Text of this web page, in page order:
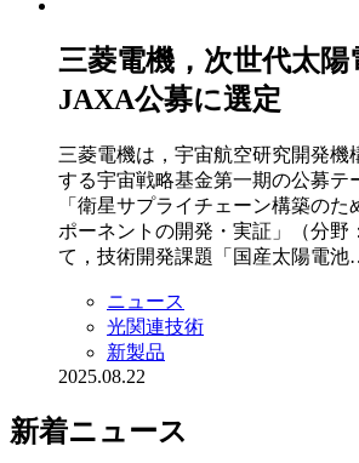
三菱電機，次世代太陽
JAXA公募に選定
三菱電機は，宇宙航空研究開発機
する宇宙戦略基金第一期の公募テ
「衛星サプライチェーン構築の
ポーネントの開発・実証」（分野
て，技術開発課題「国産太陽電
ニュース
光関連技術
新製品
2025.08.22
新着ニュース